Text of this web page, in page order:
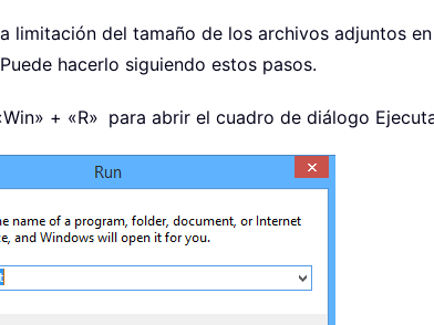
limitación del tamaño de los archivos adjuntos
hacerlo siguiendo estos pasos.
+ «R» para abrir el cuadro de diálogo